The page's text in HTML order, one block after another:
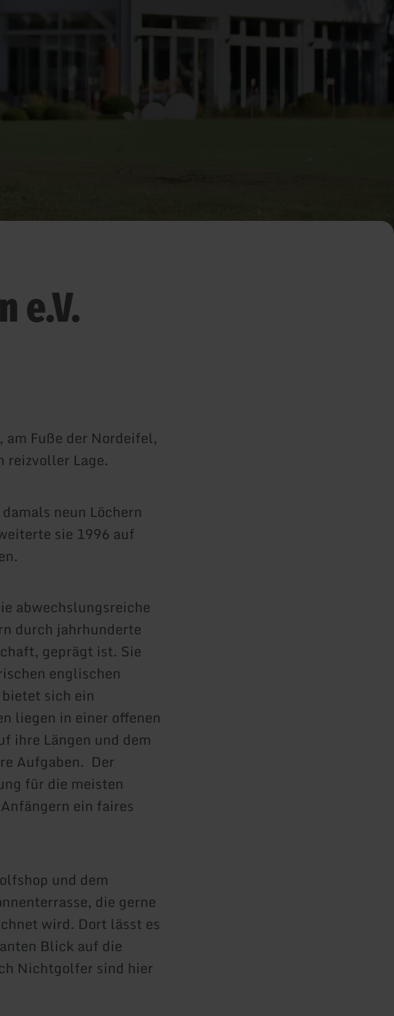
e.V.
Fuße der Nordeifel,
Lage.
neun Löchern
sie 1996 auf
abwechslungsreiche
durch jahrhunderte
geprägt ist. Sie
englischen
sich ein
liegen in einer offenen
ihre Längen und dem
Aufgaben. Der
für die meisten
ein faires
und dem
die gerne
wird. Dort lässt es
Blick auf die
Nichtgolfer sind hier